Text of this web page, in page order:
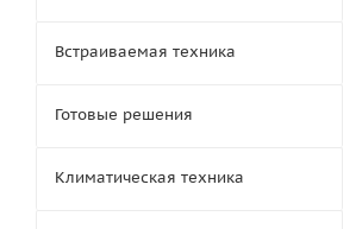
Встраиваемая техника
Готовые решения
Климатическая техника